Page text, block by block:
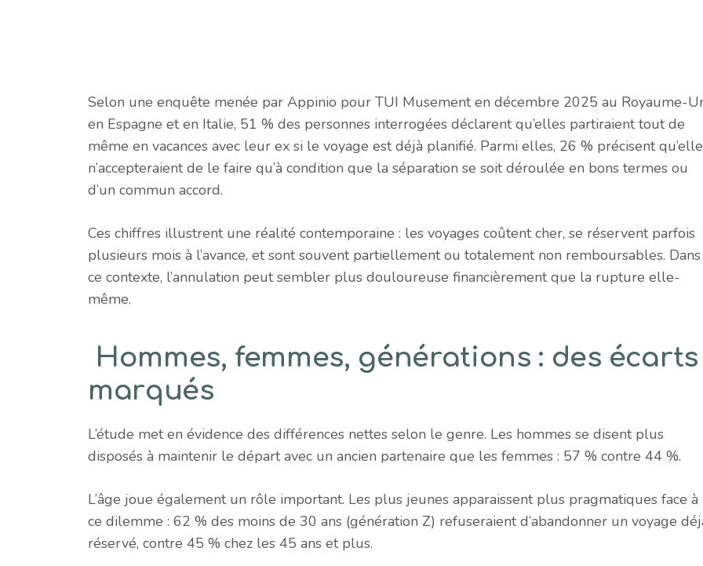
Selon une enquête menée par Appinio pour TUI Musement en décembre 2025 au Royaume-
en Espagne et en Italie, 51 % des personnes interrogées déclarent qu’elles partiraient tout de
même en vacances avec leur ex si le voyage est déjà planifié. Parmi elles, 26 % précisent
n’accepteraient de le faire qu’à condition que la séparation se soit déroulée en bons termes ou
d’un commun accord.
Ces chiffres illustrent une réalité contemporaine : les voyages coûtent cher, se réservent parfois
plusieurs mois à l’avance, et sont souvent partiellement ou totalement non remboursables. Dans
ce contexte, l’annulation peut sembler plus douloureuse financièrement que la rupture elle-
même.
Hommes, femmes, générations : des écarts
marqués
L’étude met en évidence des différences nettes selon le genre. Les hommes se disent plus
disposés à maintenir le départ avec un ancien partenaire que les femmes : 57 % contre 44 %.
L’âge joue également un rôle important. Les plus jeunes apparaissent plus pragmatiques face à
ce dilemme : 62 % des moins de 30 ans (génération Z) refuseraient d’abandonner un voyage
réservé, contre 45 % chez les 45 ans et plus.